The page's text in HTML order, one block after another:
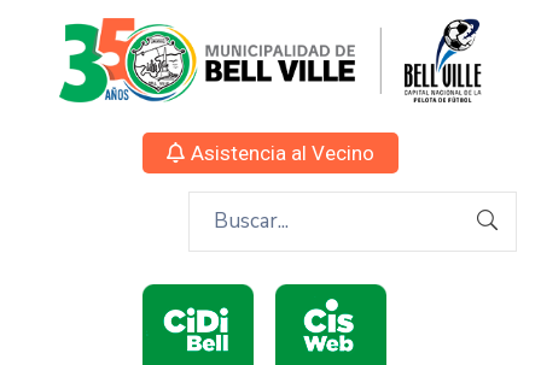
Asistencia al Vecino